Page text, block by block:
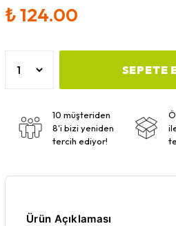
₺ 124.00
SEPETE
10 müşteriden
8'i bizi yeniden
tercih ediyor!
Ürün Açıklaması